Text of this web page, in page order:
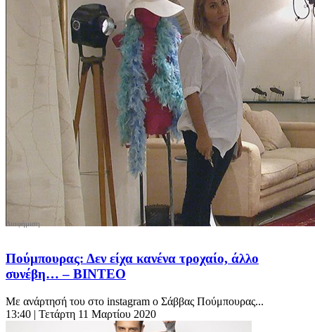
Πούμπουρας: Δεν είχα κανένα τροχαίο, άλλο
συνέβη… – ΒΙΝΤΕΟ
Με ανάρτησή του στο instagram ο Σάββας Πούμπουρας...
13:40 | Τετάρτη 11 Μαρτίου 2020